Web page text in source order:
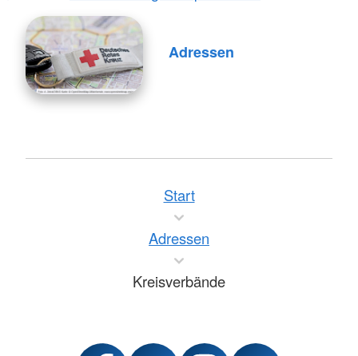
Adressen
Start
Adressen
Kreisverbände